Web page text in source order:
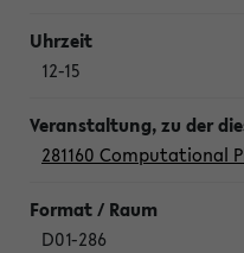
12-15
281160 Computational
D01-286